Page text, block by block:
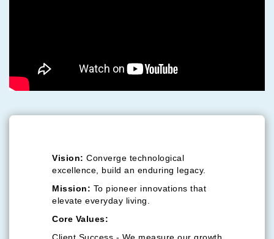
Vision: Converge technological
excellence, build an enduring legacy.
Mission: To pioneer innovations that
elevate everyday living.
Core Values: